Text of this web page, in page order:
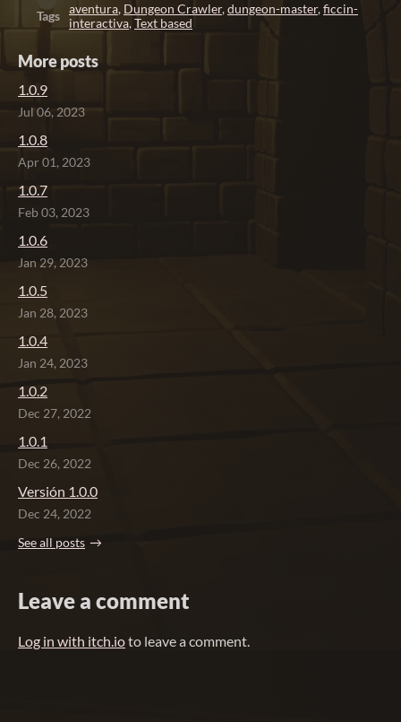
Tags
aventura, Dungeon Crawler,dungeon-master,ficcin-
interactiva,Text based
More posts
1.0.9
Jul 06, 2023
1.0.8
Apr 01, 2023
1.0.7
Feb 03, 2023
1.0.6
Jan 29, 2023
1.0.5
Jan 28, 2023
1.0.4
Jan 24, 2023
1.0.2
Dec 27, 2022
1.0.1
Dec 26, 2022
Versión 1.0.0
Dec 24, 2022
See all posts
Leave a comment
Log in with itch.ioto leave a comment.